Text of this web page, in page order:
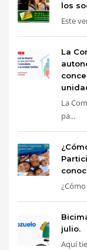
los
Este
La
La
pa...
julio.
Aquí